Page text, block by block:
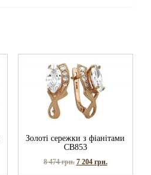
Золоті сережки з фіанітами
СВ853
8 474грн. 7 204 грн.